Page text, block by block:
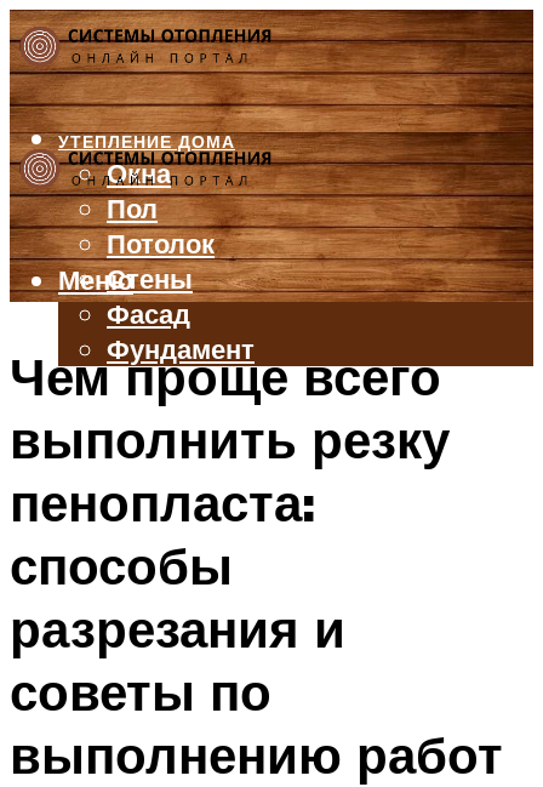
УТЕПЛЕНИЕ ДОМА
Окна
Пол
Потолок
Стены
Фасад
Фундамент
БАЛКОН И ЛОДЖИЯ
ВЕНТИЛЯЦИЯ
ТРУБЫ
Меню
Меню
Чем проще всего
выполнить резку
пенопласта:
способы
разрезания и
советы по
выполнению работ